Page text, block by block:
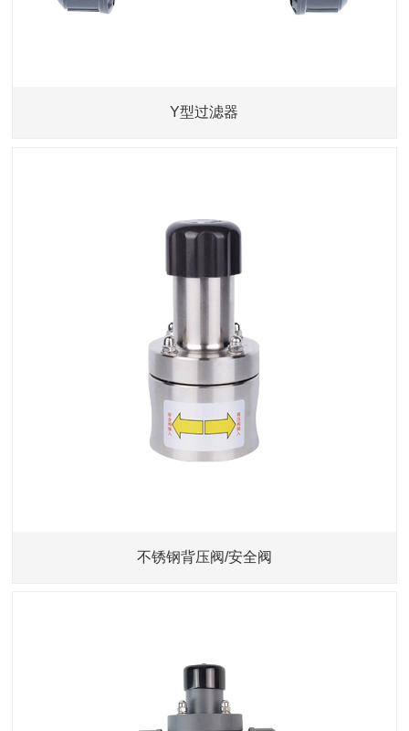
Y型过滤器
不锈钢背压阀/安全阀